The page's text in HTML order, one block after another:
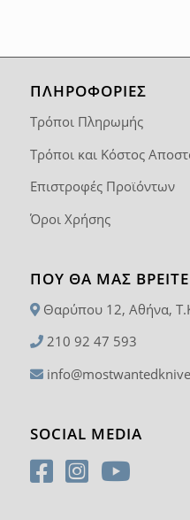
ΠΛΗΡΟΦΟΡΙΕΣ
Τρόποι Πληρωμής
Τρόποι και Κόστος
Επιστροφές Προϊόντων
Όροι Χρήσης
ΠΟΥ ΘΑ ΜΑΣ ΒΡΕΊΤΕ
Θαρύπου 12, Αθήνα,
210 92 47 593
SOCIAL MEDIA